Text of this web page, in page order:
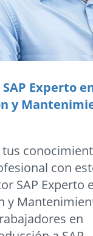
Experto
y
con
SAP Experto
y
en